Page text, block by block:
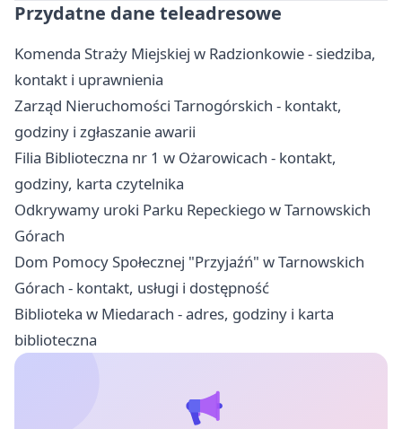
Przydatne dane teleadresowe
Komenda Straży Miejskiej w Radzionkowie - siedziba,
kontakt i uprawnienia
Zarząd Nieruchomości Tarnogórskich - kontakt,
godziny i zgłaszanie awarii
Filia Biblioteczna nr 1 w Ożarowicach - kontakt,
godziny, karta czytelnika
Odkrywamy uroki Parku Repeckiego w Tarnowskich
Górach
Dom Pomocy Społecznej "Przyjaźń" w Tarnowskich
Górach - kontakt, usługi i dostępność
Biblioteka w Miedarach - adres, godziny i karta
biblioteczna